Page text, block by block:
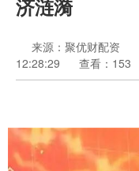
济涟漪
来源：聚优财配资
12:28:29
查看：153